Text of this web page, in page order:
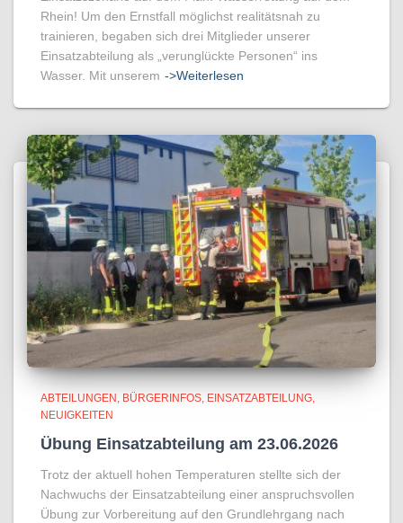
Rhein! Um den Ernstfall möglichst realitätsnah zu
trainieren, begaben sich drei Mitglieder unserer
Einsatzabteilung als „verunglückte Personen“ ins
Wasser. Mit unserem ->Weiterlesen
ABTEILUNGEN BÜRGERINFOS EINSATZABTEILUNG
NEUIGKEITEN
Übung Einsatzabteilung am 23.06.2026
Trotz der aktuell hohen Temperaturen stellte sich der
Nachwuchs der Einsatzabteilung einer anspruchsvollen
Übung zur Vorbereitung auf den Grundlehrgang nach